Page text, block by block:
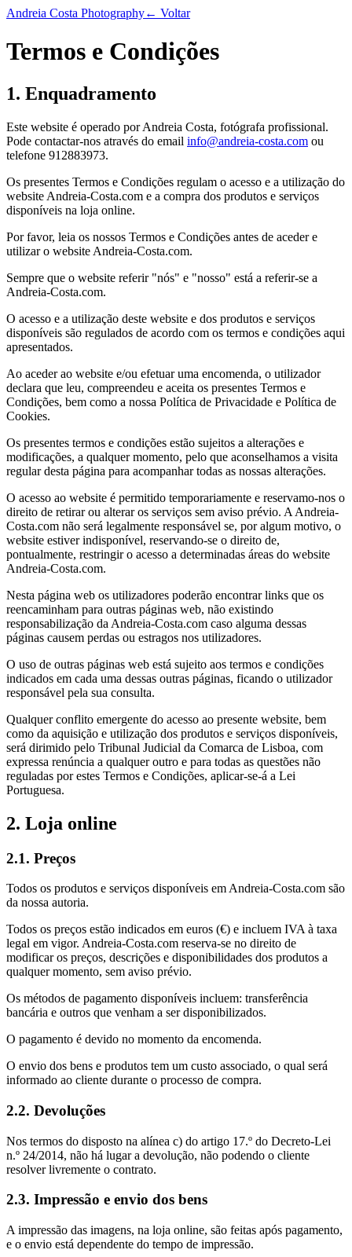
Andreia Costa Photography← Voltar
Termos e Condições
1. Enquadramento
Este website é operado por Andreia Costa, fotógrafa profissional.
Pode contactar-nos através do email info@andreia-costa.com ou
telefone 912883973.
Os presentes Termos e Condições regulam o acesso e a utilização do
website Andreia-Costa.com e a compra dos produtos e serviços
disponíveis na loja online.
Por favor, leia os nossos Termos e Condições antes de aceder e
utilizar o website Andreia-Costa.com.
Sempre que o website referir "nós" e "nosso" está a referir-se a
Andreia-Costa.com.
O acesso e a utilização deste website e dos produtos e serviços
disponíveis são regulados de acordo com os termos e condições aqui
apresentados.
Ao aceder ao website e/ou efetuar uma encomenda, o utilizador
declara que leu, compreendeu e aceita os presentes Termos e
Condições, bem como a nossa Política de Privacidade e Política de
Cookies.
Os presentes termos e condições estão sujeitos a alterações e
modificações, a qualquer momento, pelo que aconselhamos a visita
regular desta página para acompanhar todas as nossas alterações.
O acesso ao website é permitido temporariamente e reservamo-nos o
direito de retirar ou alterar os serviços sem aviso prévio. A Andreia-
Costa.com não será legalmente responsável se, por algum motivo, o
website estiver indisponível, reservando-se o direito de,
pontualmente, restringir o acesso a determinadas áreas do website
Andreia-Costa.com.
Nesta página web os utilizadores poderão encontrar links que os
reencaminham para outras páginas web, não existindo
responsabilização da Andreia-Costa.com caso alguma dessas
páginas causem perdas ou estragos nos utilizadores.
O uso de outras páginas web está sujeito aos termos e condições
indicados em cada uma dessas outras páginas, ficando o utilizador
responsável pela sua consulta.
Qualquer conflito emergente do acesso ao presente website, bem
como da aquisição e utilização dos produtos e serviços disponíveis,
será dirimido pelo Tribunal Judicial da Comarca de Lisboa, com
expressa renúncia a qualquer outro e para todas as questões não
reguladas por estes Termos e Condições, aplicar-se-á a Lei
Portuguesa.
2. Loja online
2.1. Preços
Todos os produtos e serviços disponíveis em Andreia-Costa.com são
da nossa autoria.
Todos os preços estão indicados em euros (€) e incluem IVA à taxa
legal em vigor. Andreia-Costa.com reserva-se no direito de
modificar os preços, descrições e disponibilidades dos produtos a
qualquer momento, sem aviso prévio.
Os métodos de pagamento disponíveis incluem: transferência
bancária e outros que venham a ser disponibilizados.
O pagamento é devido no momento da encomenda.
O envio dos bens e produtos tem um custo associado, o qual será
informado ao cliente durante o processo de compra.
2.2. Devoluções
Nos termos do disposto na alínea c) do artigo 17.º do Decreto-Lei
n.º 24/2014, não há lugar a devolução, não podendo o cliente
resolver livremente o contrato.
2.3. Impressão e envio dos bens
A impressão das imagens, na loja online, são feitas após pagamento,
e o envio está dependente do tempo de impressão.